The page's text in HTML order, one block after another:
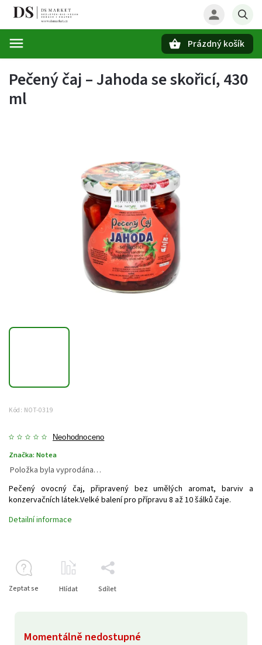
Prázdný košík
Pečený čaj – Jahoda se skořicí, 430
ml
Kód: NOT-0319
Neohodnoceno
Značka: Notea
Momentálně nedostupné
Položka byla vyprodána…
Pečený ovocný čaj, připravený bez umělých aromat, barviv a
konzervačních látek.Velké balení pro přípravu 8 až 10 šálků čaje.
Detailní informace
Zeptat se Hlídat Sdílet